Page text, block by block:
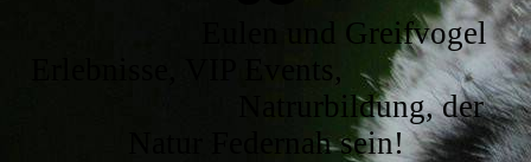
Eulen und Greifvogel
Erlebnisse, VIP Events,
Natrurbildung, der
Natur Federnah sein!